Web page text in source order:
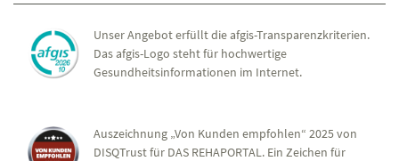
Unser Angebot erfüllt die afgis-Transparenzkriterien.
Das afgis-Logo steht für hochwertige
Gesundheitsinformationen im Internet.
Auszeichnung „Von Kunden empfohlen“ 2025 von
DISQTrust für DAS REHAPORTAL. Ein Zeichen für